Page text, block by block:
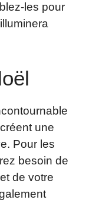
les pour
une
Pour les
besoin de
de votre